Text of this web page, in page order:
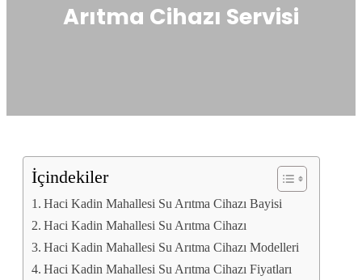
Arıtma Cihazı Servisi
İçindekiler
Haci Kadin Mahallesi Su Arıtma Cihazı Bayisi
Haci Kadin Mahallesi Su Arıtma Cihazı
Haci Kadin Mahallesi Su Arıtma Cihazı Modelleri
Haci Kadin Mahallesi Su Arıtma Cihazı Fiyatları